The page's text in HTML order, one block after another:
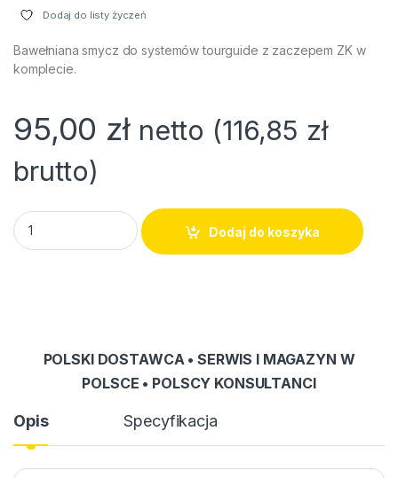
Dodaj do listy życzeń
Bawełniana smycz do systemów tourguide z zaczepem ZK w
komplecie.
95,00 zł netto (116,85 zł
brutto)
Zaczep + smycz higieniczna (komplet) 50 szt. quantity
Dodaj do koszyka
POLSKI DOSTAWCA • SERWIS I MAGAZYN W
POLSCE • POLSCY KONSULTANCI
Opis Specyfikacja